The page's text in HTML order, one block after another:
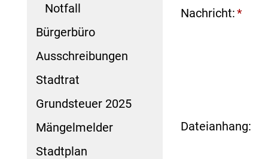
Notfall
Bürgerbüro
Ausschreibungen
Stadtrat
Grundsteuer 2025
Mängelmelder
Stadtplan
Nachricht:*
Dateianhang: